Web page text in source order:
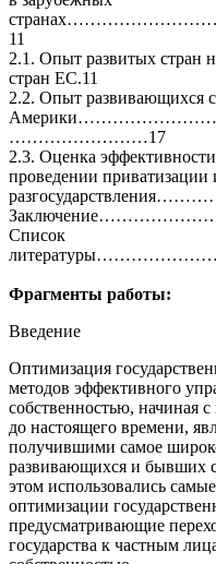
11
2.1. Опыт развитых стран
стран ЕС.11
2.2. Опыт развивающихся
……………………17
2.3. Оценка
проведении приватизации
Список
Фрагменты работы:
Введение
Оптимизация
методов эффективного
собственностью, начиная
до настоящего времени,
получившими самое
развивающихся и бывших
этом использовались
оптимизации
предусматривающие
государства к частным